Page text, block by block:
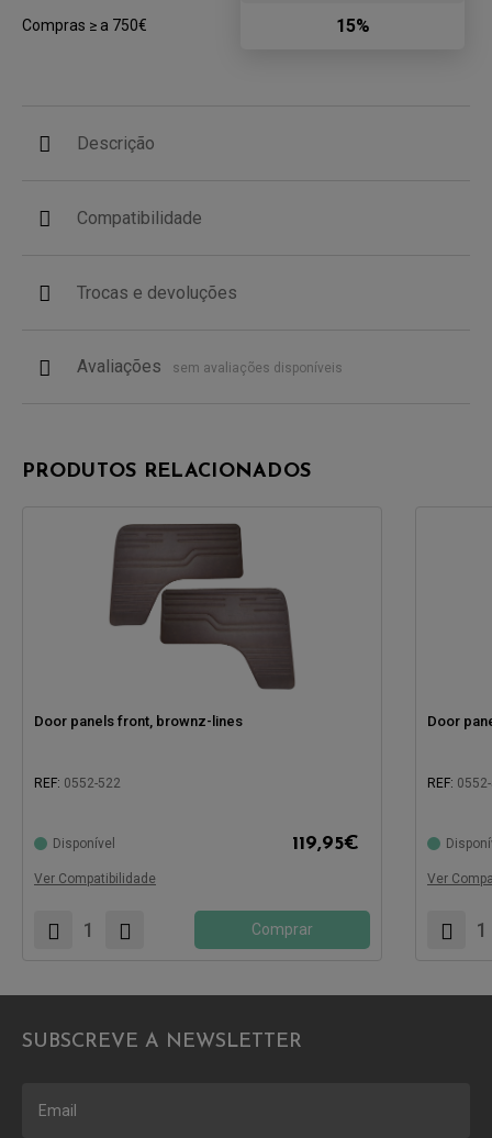
Compras ≥ a 750€ 15%
Descrição
Compatibilidade
Trocas e devoluções
Avaliações sem avaliações disponíveis
PRODUTOS RELACIONADOS
Door panels front, brownz-lines
REF: 0552-522
Disponível 119,95€
Ver Compatibilidade
Comprar
Door
REF:
Ver
SUBSCREVE A NEWSLETTER